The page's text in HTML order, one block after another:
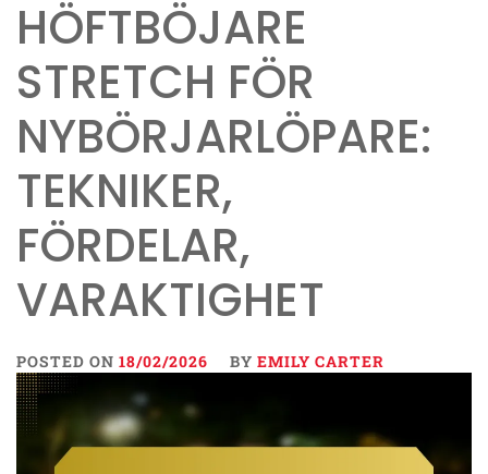
HÖFTBÖJARE
STRETCH FÖR
NYBÖRJARLÖPARE:
TEKNIKER,
FÖRDELAR,
VARAKTIGHET
POSTED ON 18/02/2026 BY EMILY CARTER